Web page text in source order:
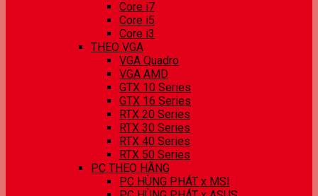
Core i7
Core i5
Core i3
THEO VGA
VGA Quadro
VGA AMD
GTX 10 Series
GTX 16 Series
RTX 20 Series
RTX 30 Series
RTX 40 Series
RTX 50 Series
PC THEO HÃNG
PC HÙNG PHÁT x MSI